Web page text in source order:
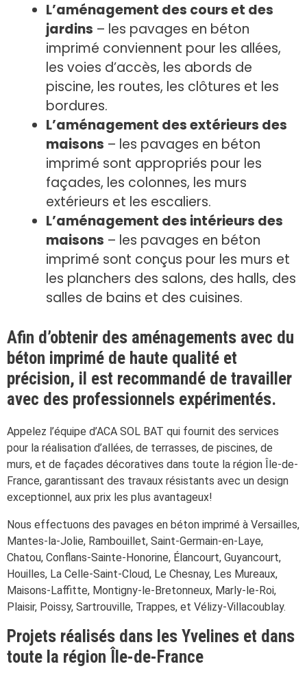
L’aménagement des cours et des
jardins – les pavages en béton
imprimé conviennent pour les allées,
les voies d’accès, les abords de
piscine, les routes, les clôtures et les
bordures.
L’aménagement des extérieurs des
maisons – les pavages en béton
imprimé sont appropriés pour les
façades, les colonnes, les murs
extérieurs et les escaliers.
L’aménagement des intérieurs des
maisons – les pavages en béton
imprimé sont conçus pour les murs et
les planchers des salons, des halls, des
salles de bains et des cuisines.
Afin d’obtenir des aménagements avec du
béton imprimé de haute qualité et
précision, il est recommandé de travailler
avec des professionnels expérimentés.
Appelez l’équipe d’ACA SOL BAT qui fournit des services
pour la réalisation d’allées, de terrasses, de piscines, de
murs, et de façades décoratives dans toute la région Île-de-
France, garantissant des travaux résistants avec un design
exceptionnel, aux prix les plus avantageux!
Nous effectuons des pavages en béton imprimé à Versailles,
Mantes-la-Jolie, Rambouillet, Saint-Germain-en-Laye,
Chatou, Conflans-Sainte-Honorine, Élancourt, Guyancourt,
Houilles, La Celle-Saint-Cloud, Le Chesnay, Les Mureaux,
Maisons-Laffitte, Montigny-le-Bretonneux, Marly-le-Roi,
Plaisir, Poissy, Sartrouville, Trappes, et Vélizy-Villacoublay.
Projets réalisés dans les Yvelines et dans
toute la région Île-de-France